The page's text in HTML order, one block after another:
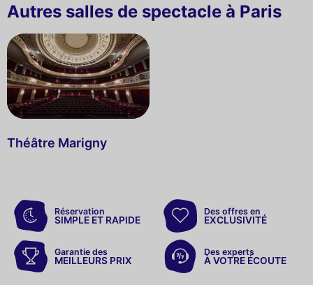
Autres salles de spectacle à Paris
Théâtre Marigny
Réservation
SIMPLE ET RAPIDE
Des offres en
EXCLUSIVITÉ
Garantie des
MEILLEURS PRIX
Des experts
À VOTRE ÉCOUTE